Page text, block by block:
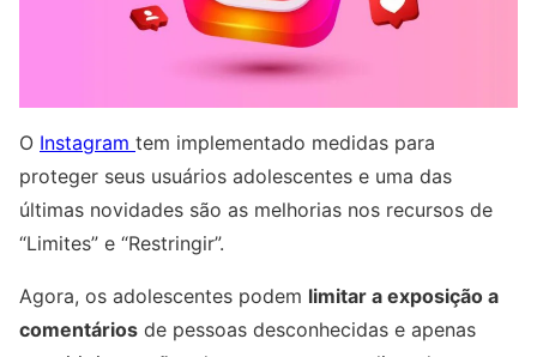
O Instagram tem implementado medidas para
proteger seus usuários adolescentes e uma das
últimas novidades são as melhorias nos recursos de
“Limites” e “Restringir”.
Agora, os adolescentes podem limitar a exposição a
comentários de pessoas desconhecidas e apenas